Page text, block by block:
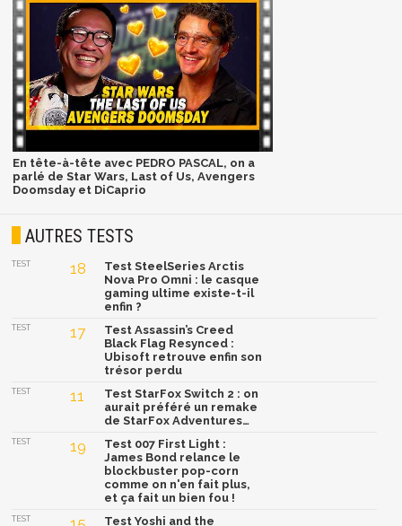
En tête-à-tête avec PEDRO PASCAL, on a
parlé de Star Wars, Last of Us, Avengers
Doomsday et DiCaprio
AUTRES TESTS
TEST 18
Test SteelSeries Arctis
Nova Pro Omni : le casque
gaming ultime existe-t-il
enfin ?
TEST 17
Test Assassin’s Creed
Black Flag Resynced :
Ubisoft retrouve enfin son
trésor perdu
TEST 11
Test StarFox Switch 2 : on
aurait préféré un remake
de StarFox Adventures…
TEST 19
Test 007 First Light :
James Bond relance le
blockbuster pop-corn
comme on n'en fait plus,
et ça fait un bien fou !
TEST Test Yoshi and the